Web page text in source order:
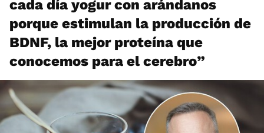
cada día yogur con arándanos
porque estimulan la producción de
BDNF, la mejor proteína que
conocemos para el cerebro”